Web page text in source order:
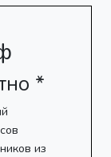
*
из